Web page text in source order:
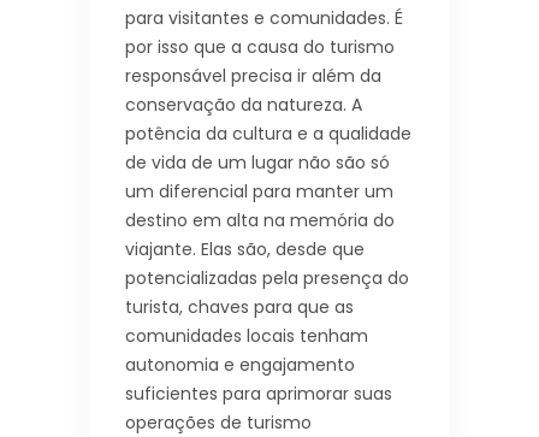
para visitantes e comunidades. É
por isso que a causa do turismo
responsável precisa ir além da
conservação da natureza. A
potência da cultura e a qualidade
de vida de um lugar não são só
um diferencial para manter um
destino em alta na memória do
viajante. Elas são, desde que
potencializadas pela presença do
turista, chaves para que as
comunidades locais tenham
autonomia e engajamento
suficientes para aprimorar suas
operações de turismo